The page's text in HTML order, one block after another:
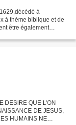
à
à thème biblique et de
être également
DESIRE QUE L'ON
DE JESUS,
HUMAINS NE